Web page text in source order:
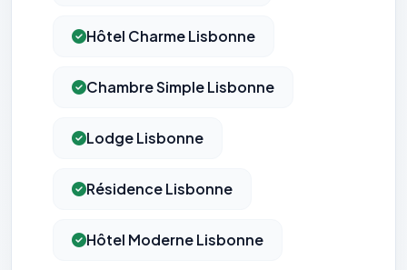
Hôtel Charme Lisbonne
Chambre Simple Lisbonne
Lodge Lisbonne
Résidence Lisbonne
Hôtel Moderne Lisbonne